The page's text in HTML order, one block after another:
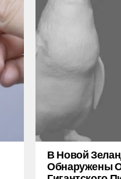
В Новой
Обнаружены